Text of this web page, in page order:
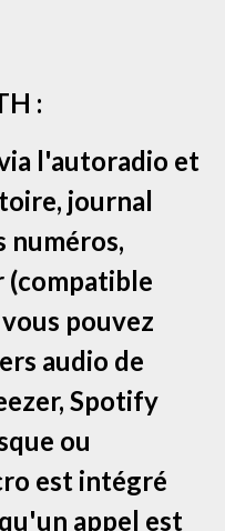
:
l'autoradio et
journal
numéros,
(compatible
pouvez
audio de
Spotify
ou
est intégré
appel est